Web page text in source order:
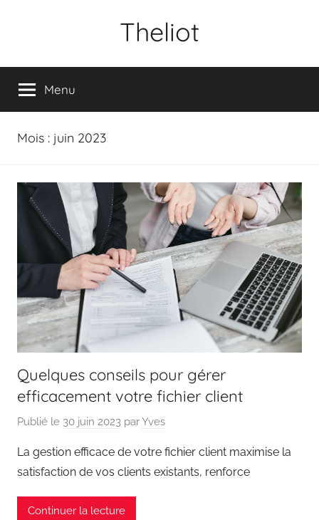
Theliot
Menu
Mois : juin 2023
Quelques conseils pour gérer
efficacement votre fichier client
Publié le 30 juin 2023 parYves
La gestion efficace de votre fichier client maximise la
satisfaction de vos clients existants, renforce
Continuer la lecture